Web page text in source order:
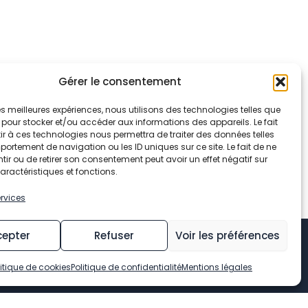
Gérer le consentement
meilleures expériences, nous utilisons des technologies telles que
stocker et/ou accéder aux informations des appareils. Le fait
à ces technologies nous permettra de traiter des données telles
de navigation ou les ID uniques sur ce site. Le fait de ne
ou de retirer son consentement peut avoir un effet négatif sur
et fonctions.
Refuser Voir les préférences
de cookiesPolitique de confidentialitéMentions légales